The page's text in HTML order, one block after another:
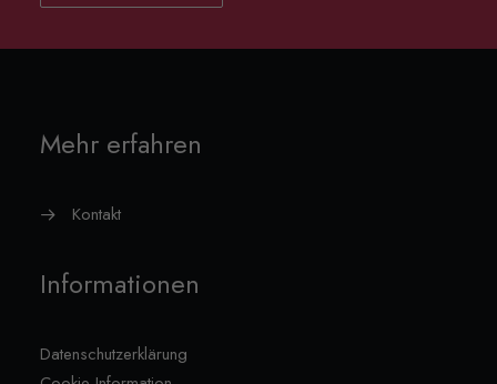
Mehr erfahren
Kontakt
Informationen
Datenschutzerklärung